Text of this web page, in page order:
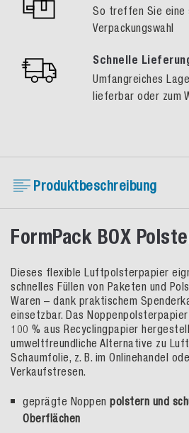
So treffen Sie eine
Verpackungswahl
Schnelle
Umfangreiches
lieferbar oder zum
Produktbeschreibung
FormPack BOX
Dieses flexible Luftpolsterpapier
schnelles Füllen von Paketen und
Waren – dank praktischem
einsetzbar. Das
100 % aus Recyclingpapier
umweltfreundliche Alternative zu
Schaumfolie, z. B. im Onlinehandel
Verkaufstresen.
geprägte Noppen polstern und
Oberflächen